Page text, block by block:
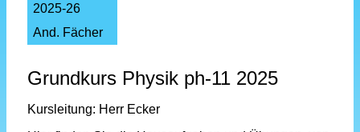
2025-26
And. Fächer
Grundkurs Physik ph-11 2025
Kursleitung: Herr Ecker